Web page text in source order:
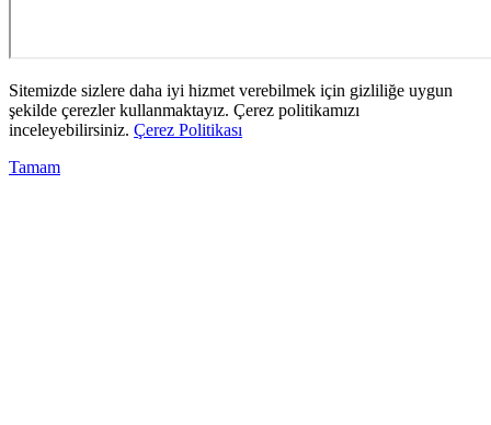
Sitemizde sizlere daha iyi hizmet verebilmek için gizliliğe uygun
şekilde çerezler kullanmaktayız. Çerez politikamızı
inceleyebilirsiniz. Çerez Politikası
Tamam